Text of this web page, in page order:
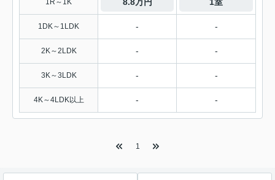
1DK～1LDK - -
2K～2LDK - -
3K～3LDK - -
4K～4LDK以上 - -
1